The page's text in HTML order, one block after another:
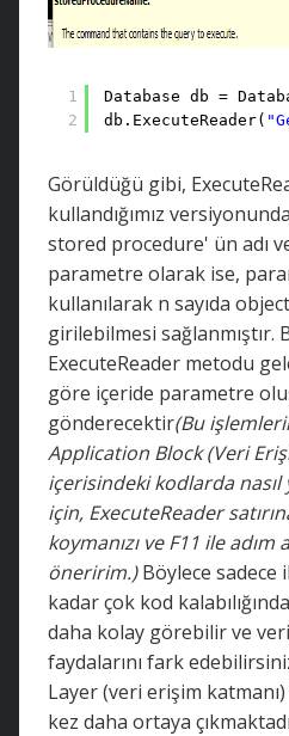
1
2
Database db =
db.ExecuteReader(
Görüldüğü gibi,
kullandığımız
stored procedure' ün adı
parametre olarak ise,
kullanılarak n sayıda
girilebilmesi sağlanmıştır.
ExecuteReader metodu
göre içeride parametre
gönderecektir(Bu
Application Block (Veri
içerisindeki kodlarda nasıl
için, ExecuteReader
koymanızı ve F11 ile
öneririm.)Böylece sadece
kadar çok kod
daha kolay görebilir ve
faydalarını fark
Layer (veri erişim
kez daha ortaya